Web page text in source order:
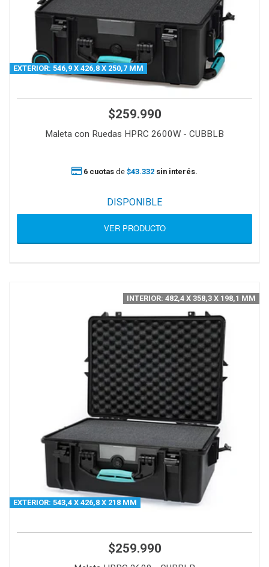
EXTERIOR: 546,9 X 426,8 X 250,7 MM
$259.990
Maleta con Ruedas HPRC 2600W - CUBBLB
6 cuotas de $43.332 sin interés.
DISPONIBLE
VER PRODUCTO
EXTERIOR: 543,4 X 426,8 X 218 MM
$259.990
INTERIOR: 482,4 X 358,3 X 198,1 MM